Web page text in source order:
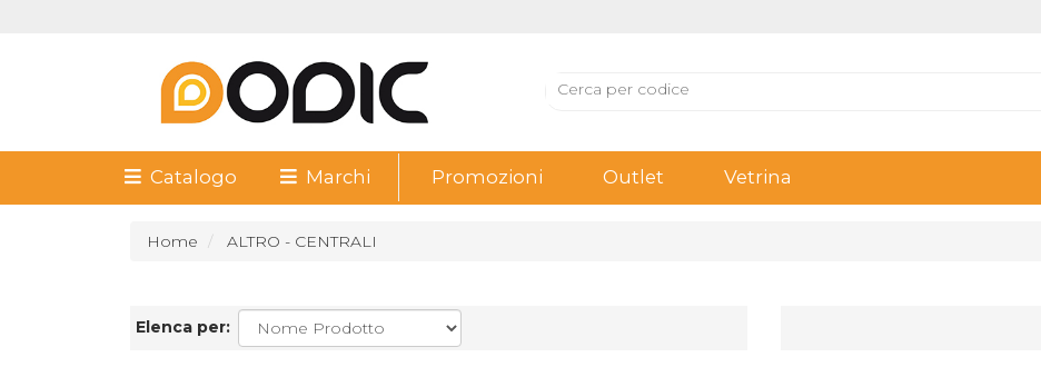
Catalogo Marchi Promozioni Outlet Vetrina
Home ALTRO - CENTRALI
Elenca per: